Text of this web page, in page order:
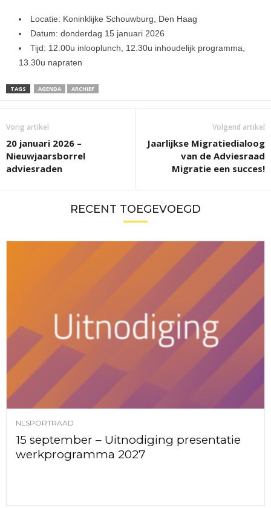
Locatie: Koninklijke Schouwburg, Den Haag
Datum: donderdag 15 januari 2026
Tijd: 12.00u inlooplunch, 12.30u inhoudelijk programma,
13.30u napraten
TAGS AGENDA ARCHIEF
Vorig artikel
20 januari 2026 –
Nieuwjaarsborrel
adviesraden
Volgend artikel
Jaarlijkse Migratiedialoog
van de Adviesraad
Migratie een succes!
RECENT TOEGEVOEGD
NLSPORTRAAD
15 september – Uitnodiging presentatie
werkprogramma 2027